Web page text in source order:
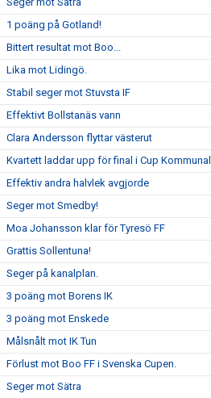
1 poäng på Gotland!
Bittert resultat mot Boo...
Lika mot Lidingö.
Stabil seger mot Stuvsta IF
Effektivt Bollstanäs vann
Clara Andersson flyttar västerut
Kvartett laddar upp för final i Cup Kommunal
Effektiv andra halvlek avgjorde
Seger mot Smedby!
Moa Johansson klar för Tyresö FF
Grattis Sollentuna!
Seger på kanalplan.
3 poäng mot Borens IK
3 poäng mot Enskede
Målsnålt mot IK Tun
Förlust mot Boo FF i Svenska Cupen.
Seger mot Sätra